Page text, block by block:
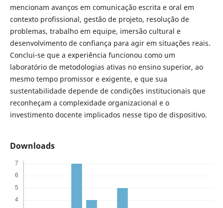
mencionam avanços em comunicação escrita e oral em
contexto profissional, gestão de projeto, resolução de
problemas, trabalho em equipe, imersão cultural e
desenvolvimento de confiança para agir em situações reais.
Conclui-se que a experiência funcionou como um
laboratório de metodologias ativas no ensino superior, ao
mesmo tempo promissor e exigente, e que sua
sustentabilidade depende de condições institucionais que
reconheçam a complexidade organizacional e o
investimento docente implicados nesse tipo de dispositivo.
Downloads